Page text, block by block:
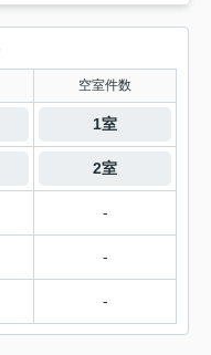
空室件数
1室
2室
-
-
-